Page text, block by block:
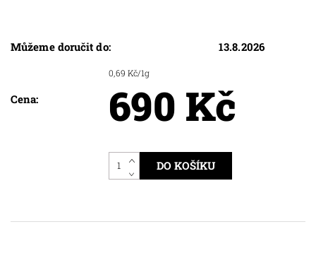
Můžeme doručit do: 13.8.2026
Cena:
0,69 Kč/1g
690 Kč